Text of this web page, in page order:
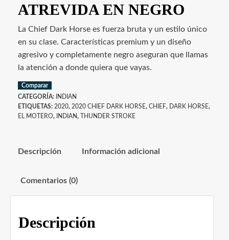
ATREVIDA EN NEGRO
La Chief Dark Horse es fuerza bruta y un estilo único
en su clase. Características premium y un diseño
agresivo y completamente negro aseguran que llamas
la atención a donde quiera que vayas.
Comparar
CATEGORÍA:
INDIAN
ETIQUETAS: 2020, 2020 CHIEF DARK HORSE, CHIEF, DARK HORSE,
EL MOTERO, INDIAN, THUNDER STROKE
Descripción Información adicional
Comentarios (0)
Descripción